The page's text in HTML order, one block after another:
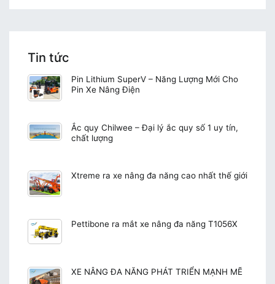
Tin tức
Pin Lithium SuperV – Năng Lượng Mới Cho
Pin Xe Nâng Điện
Ắc quy Chilwee – Đại lý ắc quy số 1 uy tín,
chất lượng
Xtreme ra xe nâng đa năng cao nhất thế giới
Pettibone ra mắt xe nâng đa năng T1056X
XE NÂNG ĐA NĂNG PHÁT TRIỂN MẠNH MẼ